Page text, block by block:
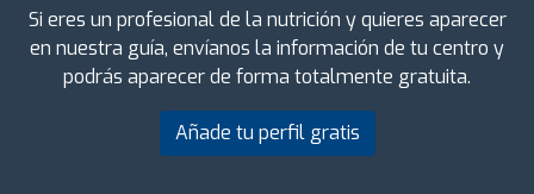
Si eres un profesional de la nutrición y quieres aparecer
en nuestra guía, envíanos la información de tu centro y
podrás aparecer de forma totalmente gratuita.
Añade tu perfil gratis